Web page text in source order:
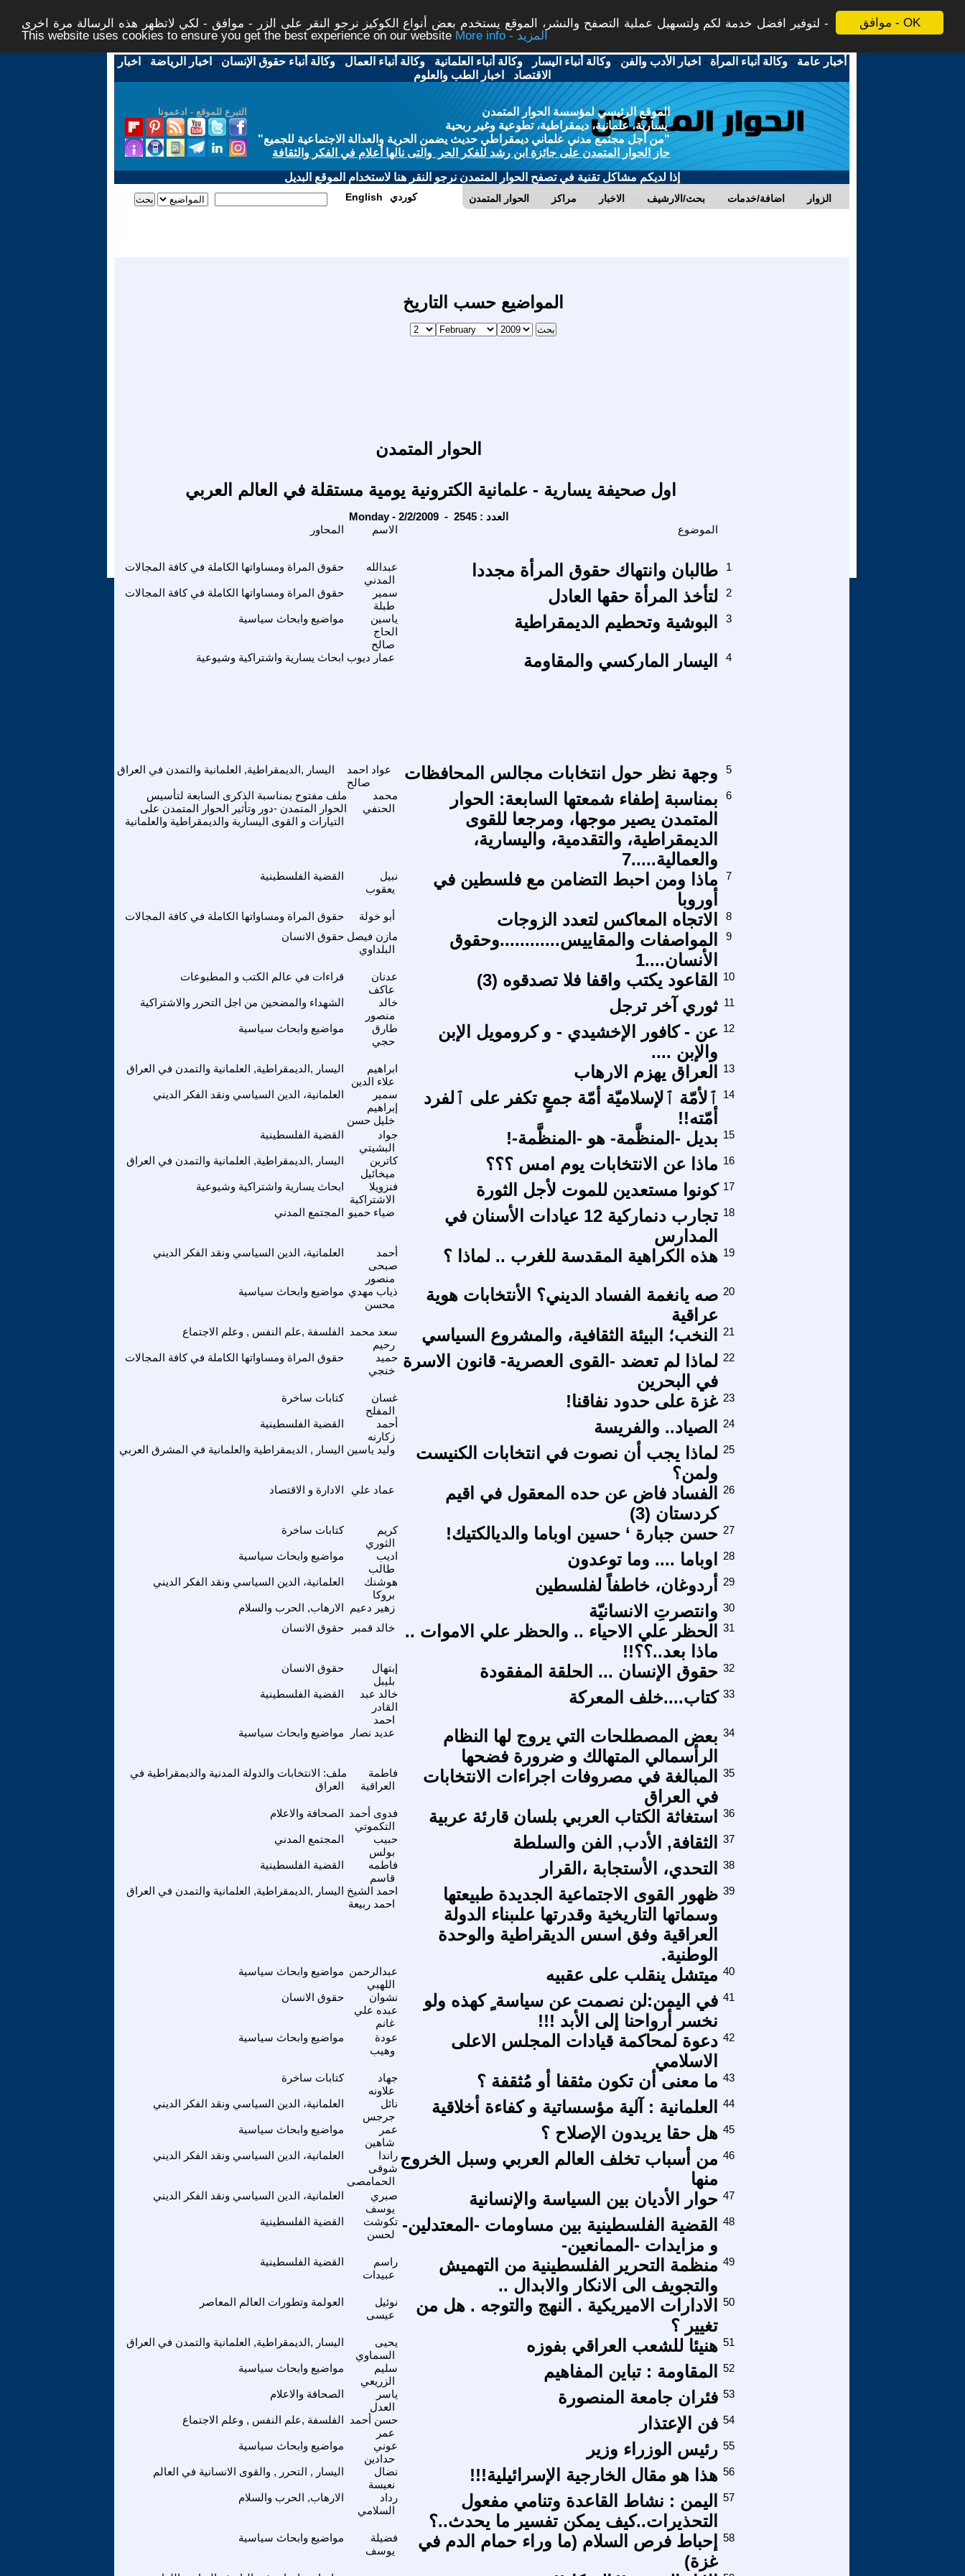
موافق - OK
لتوفير افضل خدمة لكم ولتسهيل عملية التصفح والنشر، الموقع يستخدم بعض أنواع الكوكيز نرجو النقر على الزر - موافق - لكي لاتظهر هذه الرسالة مرة اخرى -
This website uses cookies to ensure you get the best experience on our website
More info - المزيد
أخبار عامة -وكالة أنباء المرأة - اخبار الأدب والفن -وكالة أنباء اليسار -وكالة أنباء العلمانية -وكالة أنباء العمال -وكالة أنباء حقوق الإنسان - اخبار الرياضة - اخبار
الاقتصاد - اخبار الطب والعلوم
التبرع للموقع - ادعمونا
الموقع الرئيسي لمؤسسة الحوار المتمدن
يسارية، علمانية، ديمقراطية، تطوعية وغير ربحية
"من أجل مجتمع مدني علماني ديمقراطي حديث يضمن الحرية والعدالة الاجتماعية للجميع"
حاز الحوار المتمدن على جائزة ابن رشد للفكر الحر والتى نالها أعلام في الفكر والثقافة
إذا لديكم مشاكل تقنية في تصفح الحوار المتمدن نرجو النقر هنا لاستخدام الموقع البديل
الحوار المتمدن مراكز الاخبار بحث/الارشيف اضافة/خدمات الزوار English كوردي
المواضيع حسب التاريخ
الحوار المتمدن
اول صحيفة يسارية - علمانية الكترونية يومية مستقلة في العالم العربي
Monday - 2/2/2009 - العدد : 2545
الاسم الموضوع
حقوق المراة ومساواتها الكاملة في كافة المجالات
عبدالله
المدني
طالبان وانتهاك حقوق المرأة مجددا 1
حقوق المراة ومساواتها الكاملة في كافة المجالات
سمير
طبلة
لتأخذ المرأة حقها العادل 2
مواضيع وابحاث سياسية
ياسين
الحاج
صالح
البوشية وتحطيم الديمقراطية 3
ابحاث يسارية واشتراكية وشيوعية عمار ديوب اليسار الماركسي والمقاومة 4
اليسار ,الديمقراطية, العلمانية والتمدن في العراق
عواد احمد
صالح
وجهة نظر حول انتخابات مجالس المحافظات 5
ملف مفتوح بمناسبة الذكرى السابعة لتأسيس
الحوار المتمدن -دور وتأثير الحوار المتمدن على
التيارات و القوى اليسارية والديمقراطية والعلمانية
محمد
الحنفي
بمناسبة إطفاء شمعتها السابعة: الحوار
المتمدن يصير موجها، ومرجعا للقوى
الديمقراطية، والتقدمية، واليسارية،
والعمالية.....7
6
القضية الفلسطينية
نبيل
يعقوب
ماذا ومن احبط التضامن مع فلسطين في
أوروبا
7
حقوق المراة ومساواتها الكاملة في كافة المجالات أبو خولة الاتجاه المعاكس لتعدد الزوجات
8
حقوق الانسان مازن فيصل
البلداوي
المواصفات والمقاييس............وحقوق
الأنسان....1
9
قراءات في عالم الكتب و المطبوعات
عدنان
عاكف
القاعود يكتب واقفا فلا تصدقوه (3) 10
الشهداء والمضحين من اجل التحرر والاشتراكية
خالد
منصور
ثوري آخر ترجل 11
مواضيع وابحاث سياسية
طارق
حجي
عن - كافور الإخشيدي - و كرومويل الإبن
والإبن ....
12
اليسار ,الديمقراطية, العلمانية والتمدن في العراق
ابراهيم
علاء الدين
العراق يهزم الارهاب 13
العلمانية، الدين السياسي ونقد الفكر الديني
سمير
إبراهيم
خليل حسن
ٱلأمّة ٱلإسلاميّة أمّة جمعٍ تكفر على ٱلفرد
أمّته!!
14
القضية الفلسطينية
جواد
البشيتي
بديل -المنظَّمة- هو -المنظَّمة-! 15
اليسار ,الديمقراطية, العلمانية والتمدن في العراق
كاترين
ميخائيل
ماذا عن الانتخابات يوم امس ؟؟؟ 16
ابحاث يسارية واشتراكية وشيوعية
فنزويلا
الاشتراكية
كونوا مستعدين للموت لأجل الثورة 17
المجتمع المدني ضياء حميو
تجارب دنماركية 12 عيادات الأسنان في
المدارس
18
العلمانية، الدين السياسي ونقد الفكر الديني
أحمد
صبحى
منصور
هذه الكراهية المقدسة للغرب .. لماذا ؟ 19
مواضيع وابحاث سياسية ذياب مهدي
محسن
صه يانغمة الفساد الديني؟ الأنتخابات هوية
عراقية
20
الفلسفة ,علم النفس , وعلم الاجتماع سعد محمد
رحيم
النخب؛ البيئة الثقافية، والمشروع السياسي 21
حقوق المراة ومساواتها الكاملة في كافة المجالات
حميد
خنجي
لماذا لم تعضد -القوى العصرية- قانون الاسرة
في البحرين
22
كتابات ساخرة
غسان
المفلح
غزة على حدود نفاقنا! 23
القضية الفلسطينية
أحمد
زكارنه
الصياد.. والفريسة 24
اليسار , الديمقراطية والعلمانية في المشرق العربي وليد ياسين
لماذا يجب أن نصوت في انتخابات الكنيست
ولمن؟
25
الادارة و الاقتصاد عماد علي
الفساد فاض عن حده المعقول في اقيم
كردستان (3)
26
كتابات ساخرة
كريم
الثوري
حسن جبارة ‘ حسين اوباما والديالكتيك! 27
مواضيع وابحاث سياسية
اديب
طالب
اوباما .... وما توعدون 28
العلمانية، الدين السياسي ونقد الفكر الديني
هوشنك
بروكا
أردوغان، خاطفاً لفلسطين 29
الارهاب, الحرب والسلام زهير دعيم وانتصرتِ الانسانيّة 30
حقوق الانسان
خالد قمبر
الحظر علي الاحياء .. والحظر علي الاموات ..
ماذا بعد..؟؟!!
31
حقوق الانسان
إبتهال
بليبل
حقوق الإنسان ... الحلقة المفقودة 32
القضية الفلسطينية
خالد عبد
القادر
احمد
كتاب....خلف المعركة 33
مواضيع وابحاث سياسية عديد نصار
بعض المصطلحات التي يروج لها النظام
الرأسمالي المتهالك و ضرورة فضحها
34
ملف: الانتخابات والدولة المدنية والديمقراطية في
العراق
فاطمة
العراقية
المبالغة في مصروفات اجراءات الانتخابات
في العراق
35
الصحافة والاعلام فدوى أحمد
التكموتي
استغاثة الكتاب العربي بلسان قارئة عربية 36
المجتمع المدني
حبيب
بولس
الثقافة, الأدب, الفن والسلطة 37
القضية الفلسطينية
فاطمه
قاسم
التحدي، الأستجابة ،القرار 38
اليسار ,الديمقراطية, العلمانية والتمدن في العراق احمد الشيخ
احمد ربيعة
ظهور القوى الاجتماعية الجديدة طبيعتها
وسماتها التاريخية وقدرتها علىبناء الدولة
العراقية وفق اسس الديقراطية والوحدة
الوطنية.
39
مواضيع وابحاث سياسية عبدالرحمن
اللهبي
ميتشل ينقلب على عقبيه 40
حقوق الانسان
نشوان
عبده علي
غانم
في اليمن:لن نصمت عن سياسة ٍ كهذه ولو
نخسر أرواحنا إلى الأبد !!!
41
مواضيع وابحاث سياسية
عودة
وهيب
دعوة لمحاكمة قيادات المجلس الاعلى
الاسلامي
42
كتابات ساخرة
جهاد
علاونه
ما معنى أن تكون مثقفا أو مُثقفة ؟ 43
العلمانية، الدين السياسي ونقد الفكر الديني
نائل
جرجس
العلمانية : آلية مؤسساتية و كفاءة أخلاقية 44
مواضيع وابحاث سياسية
عمر
شاهين
هل حقا يريدون الإصلاح ؟ 45
العلمانية، الدين السياسي ونقد الفكر الديني
راندا
شوقى
الحمامصى
من أسباب تخلف العالم العربي وسبل الخروج
منها
46
العلمانية، الدين السياسي ونقد الفكر الديني
صبري
يوسف
حوار الأديان بين السياسة والإنسانية 47
القضية الفلسطينية
تكوشت
لحسن
القضية الفلسطينية بين مساومات -المعتدلين-
و مزايدات -الممانعين-
48
القضية الفلسطينية
راسم
عبيدات
منظمة التحرير الفلسطينية من التهميش
والتجويف الى الانكار والابدال ..
49
العولمة وتطورات العالم المعاصر
نوئيل
عيسى
الادارات الاميريكية . النهج والتوجه . هل من
تغيير ؟
50
اليسار ,الديمقراطية, العلمانية والتمدن في العراق
يحيى
السماوي
هنيئا للشعب العراقي بفوزه 51
مواضيع وابحاث سياسية
سليم
الزريعي
المقاومة : تباين المفاهيم 52
الصحافة والاعلام
ياسر
العدل
فئران جامعة المنصورة 53
الفلسفة ,علم النفس , وعلم الاجتماع حسن أحمد
عمر
فن الإعتذار 54
مواضيع وابحاث سياسية
عوني
حدادين
رئيس الوزراء وزير 55
اليسار , التحرر , والقوى الانسانية في العالم
نضال
نعيسة
هذا هو مقال الخارجية الإسرائيلية!!! 56
الارهاب, الحرب والسلام
رداد
السلامي
اليمن : نشاط القاعدة وتنامي مفعول
التحذيرات..كيف يمكن تفسير ما يحدث..؟
57
مواضيع وابحاث سياسية
فضيلة
يوسف
إحباط فرص السلام (ما وراء حمام الدم في
غزة)
58